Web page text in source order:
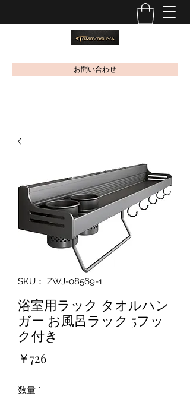
お問い合わせ
SKU： ZWJ-08569-1
浴室用ラック タオルハン
ガー お風呂ラック 5フッ
ク付き
￥726価
数量 *